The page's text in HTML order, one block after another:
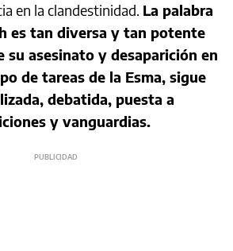
en la clandestinidad. La palabra
es tan diversa y tan potente
su asesinato y desaparición en
de tareas de la Esma, sigue
debatida, puesta a
y vanguardias.